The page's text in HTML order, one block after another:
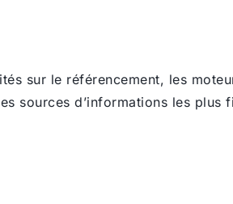
sur le référencement, les
sources d’informations les plus